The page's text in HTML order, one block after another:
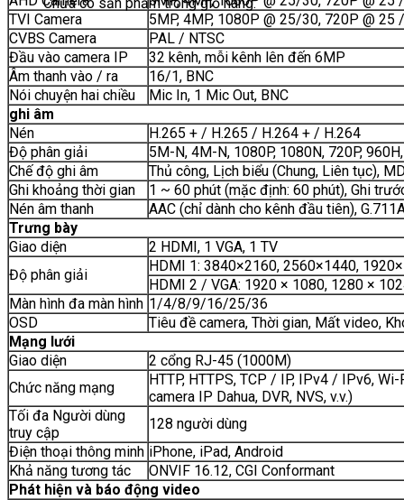
TVI Camera
5MP, 4MP, 1080P @ 25/30, 720P @ 25
CVBS Camera
PAL / NTSC
Đầu vào camera IP
32 kênh, mỗi kênh lên đến 6MP
Âm thanh vào / ra
16/1, BNC
Nói chuyện hai chiều
Mic In, 1 Mic Out, BNC
ghi âm
Nén
H.265 + / H.265 / H.264 + / H.264
Độ phân giải
5M-N, 4M-N, 1080P, 1080N, 720P,
Chế độ ghi âm
Thủ công, Lịch biểu (Chung, Liên tục),
Ghi khoảng thời gian
1 ~ 60 phút (mặc định: 60 phút), Ghi
Nén âm thanh
AAC (chỉ dành cho kênh đầu tiên),
Trưng bày
Giao diện
2 HDMI, 1 VGA, 1 TV
Độ phân giải
HDMI 1: 3840×2160, 2560×1440,
HDMI 2 / VGA: 1920 × 1080, 1280 ×
Màn hình đa màn hình 1/4/8/9/16/25/36
OSD
Tiêu đề camera, Thời gian, Mất video,
Mạng lưới
Giao diện
2 cổng RJ-45 (1000M)
Chức năng mạng
HTTP, HTTPS, TCP / IP, IPv4 / IPv6, Wi-
camera IP Dahua, DVR, NVS, v.v.)
Tối đa Người dùng
truy cập
128 người dùng
Điện thoại thông minh iPhone, iPad, Android
Khả năng tương tác
ONVIF 16.12, CGI Conformant
Phát hiện và báo động video